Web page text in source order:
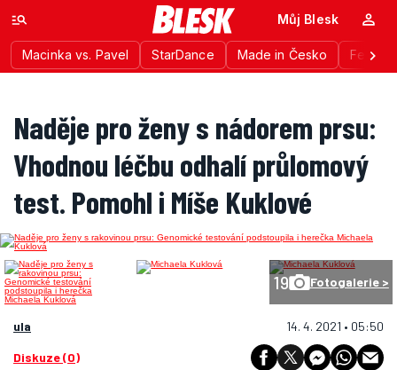
Macinka vs. Pavel StarDance Made in Česko
Můj Blesk
Naděje pro ženy s nádorem prsu:
Vhodnou léčbu odhalí průlomový
test. Pomohl i Míše Kuklové
19 Fotogalerie >
ula 14. 4. 2021 • 05:50
Diskuze (0)